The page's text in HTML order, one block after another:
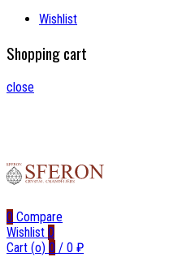
Wishlist
Shopping cart
close
0 Compare
Wishlist 0
Cart (o) 0 / 0 ₽